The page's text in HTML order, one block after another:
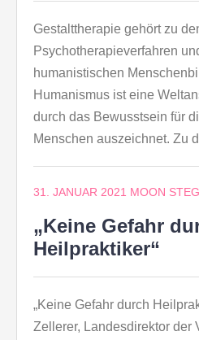
Gestalttherapie gehört zu
Psychotherapieverfahren
humanistischen
Humanismus ist eine
durch das Bewusstsein für
Menschen auszeichnet. Zu
31. JANUAR 2021 MOON
„Keine Gefahr
Heilpraktiker“
„Keine Gefahr durch
Zellerer, Landesdirektor der